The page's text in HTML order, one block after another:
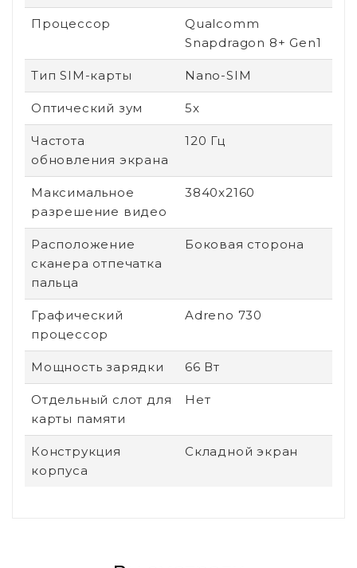
Процессор
Qualcomm
Snapdragon 8+ Gen1
Тип SIM-карты Nano-SIM
Оптический зум 5x
Частота
обновления экрана
120 Гц
Максимальное
разрешение видео
3840x2160
Расположение
сканера отпечатка
пальца
Боковая сторона
Графический
процессор
Adreno 730
Мощность зарядки 66 Вт
Отдельный слот для
карты памяти
Нет
Конструкция
корпуса
Складной экран